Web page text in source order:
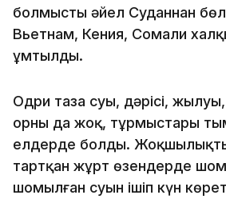
болмысты әйел Суданнан
Вьетнам, Кения, Сомали
ұмтылды.
Одри таза суы, дәрісі,
орны да жоқ, тұрмыстары
елдерде болды. Жоқшылықтың
тартқан жұрт өзендерде
шомылған суын ішіп күн